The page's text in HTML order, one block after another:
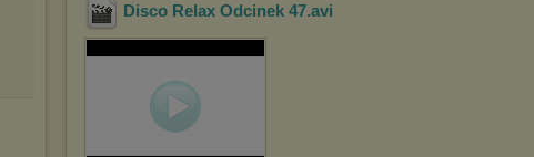
Disco Relax Odcinek 47.avi